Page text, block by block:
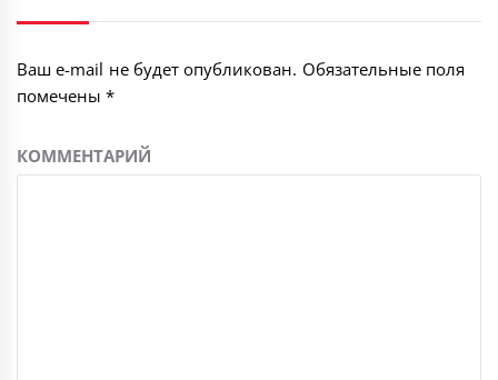
Ваш e-mail не будет опубликован. Обязательные поля
помечены*
КОММЕНТАРИЙ